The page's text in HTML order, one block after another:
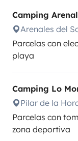
Camping
Arenales del
Parcelas con
playa
Camping Lo
Pilar de la
Parcelas con
zona deportiva